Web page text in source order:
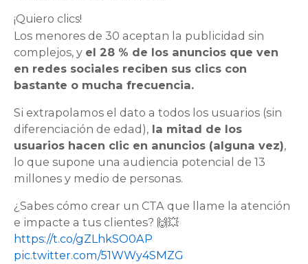
¡Quiero clics!
Los menores de 30 aceptan la publicidad sin
complejos, y el 28 % de los anuncios que ven
en redes sociales reciben sus clics con
bastante o mucha frecuencia.
Si extrapolamos el dato a todos los usuarios (sin
diferenciación de edad), la mitad de los
usuarios hacen clic en anuncios (alguna vez),
lo que supone una audiencia potencial de 13
millones y medio de personas.
¿Sabes cómo crear un CTA que llame la atención
e impacte a tus clientes? 🙌💥
https://t.co/gZLhkSO0AP
pic.twitter.com/51WWy4SMZG